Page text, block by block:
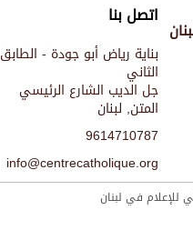
اتصل بنا
بناية رياض أبو جودة - الطابق
الثاني
جل الديب الشارع الرئيسي
المتن, لبنان
9614710787
info@centrecatholique.org
للإعلام في لبنان